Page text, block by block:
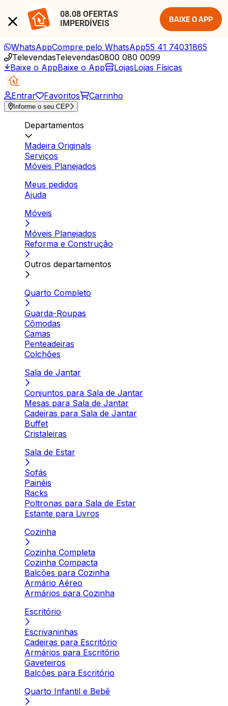
08.08 OFERTAS
IMPERDÍVEIS
BAIXE O APP
WhatsAppCompre pelo WhatsApp55 41 74031865
TelevendasTelevendas0800 080 0099
Baixe o AppBaixe o App LojasLojas Físicas
Entrar Favoritos Carrinho
Informe o seu CEP
Departamentos
Madeira Originals
Serviços
Móveis Planejados
Meus pedidos
Ajuda
Móveis
Móveis Planejados
Reforma e Construção
Outros departamentos
Quarto Completo
Guarda-Roupas
Cômodas
Camas
Penteadeiras
Colchões
Sala de Jantar
Conjuntos para Sala de Jantar
Mesas para Sala de Jantar
Cadeiras para Sala de Jantar
Buffet
Cristaleiras
Sala de Estar
Sofás
Painéis
Racks
Poltronas para Sala de Estar
Estante para Livros
Cozinha
Cozinha Completa
Cozinha Compacta
Balcões para Cozinha
Armário Aéreo
Armários para Cozinha
Escritório
Escrivaninhas
Cadeiras para Escritório
Armários para Escritório
Gaveteiros
Balcões para Escritório
Quarto Infantil e Bebê